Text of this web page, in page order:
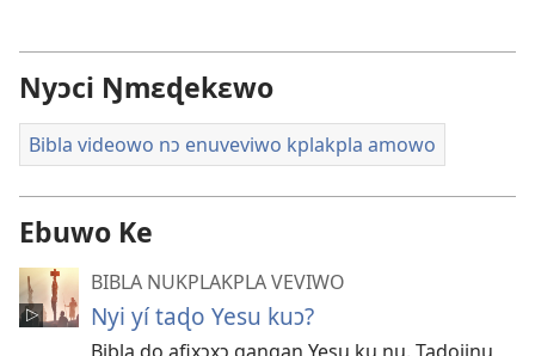
Nyɔci Ŋmɛɖekɛwo
Bibla videowo nɔ enuveviwo kplakpla amowo
Ebuwo Ke
BIBLA NUKPLAKPLA VEVIWO
Nyi yí taɖo Yesu kuɔ?
Bibla do afixɔxɔ gangan Yesu ku nu. Taɖojinu